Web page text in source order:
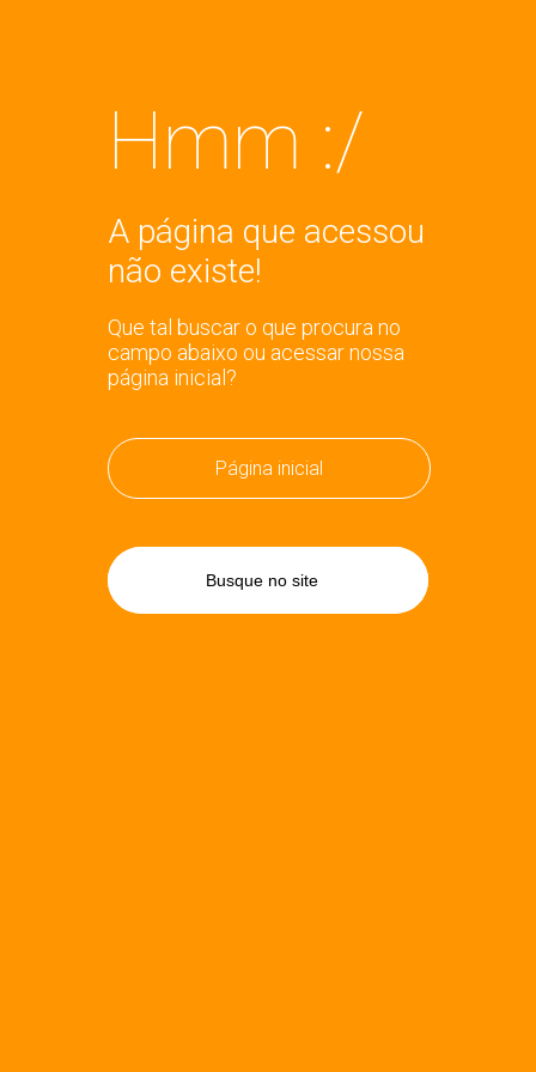
Hmm :/
A página que acessou
não existe!
Que tal buscar o que procura no
campo abaixo ou acessar nossa
página inicial?
Página inicial